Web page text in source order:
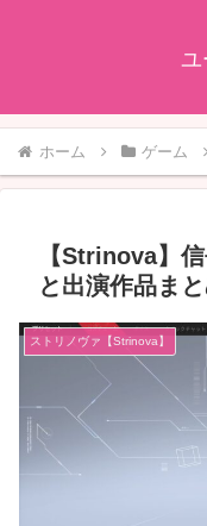
ユ
ホーム ゲーム
【Strinova】
と出演作品ま
ストリノヴァ【Strinova】